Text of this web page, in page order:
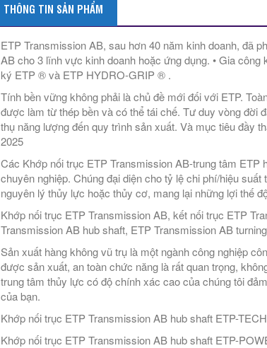
THÔNG TIN SẢN PHẨM
ETP Transmission AB, sau hơn 40 năm kinh doanh, đã
AB cho 3 lĩnh vực kinh doanh hoặc ứng dụng. • Gia
ký ETP ® và ETP HYDRO-GRIP ® .
Tính bền vững không phải là chủ đề mới đối với ETP.
được làm từ thép bền và có thể tái chế. Tư duy vòng đời
thụ năng lượng đến quy trình sản xuất. Và mục tiêu đầy
2025
Các Khớp nối trục ETP Transmission AB-trung tâm
chuyên nghiệp. Chúng đại diện cho tỷ lệ chi phí/hiệu
nguyên lý thủy lực hoặc thủy cơ, mang lại những lợi thế
Khớp nối trục ETP Transmission AB, kết nối trục ETP
Transmission AB hub shaft, ETP Transmission AB
Sản xuất hàng không vũ trụ là một ngành công nghiệp
được sản xuất, an toàn chức năng là rất quan trọng,
trung tâm thủy lực có độ chính xác cao của chúng tôi
của bạn.
Khớp nối trục ETP Transmission AB hub shaft ETP-
Khớp nối trục ETP Transmission AB hub shaft ETP-